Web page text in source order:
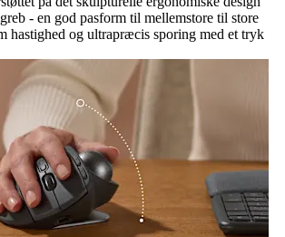
- en god pasform til mellemstore til store
hastighed og ultrapræcis sporing med et tryk